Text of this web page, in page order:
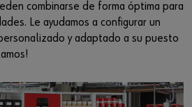
combinarse de forma óptima para
Le ayudamos a configurar un
y adaptado a su puesto